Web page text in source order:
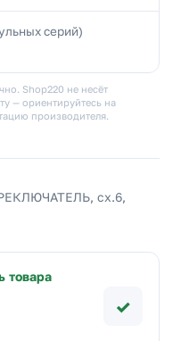
серий)
Shop220 не несёт
— ориентируйтесь на
производителя.
сх.6,
товара
✓